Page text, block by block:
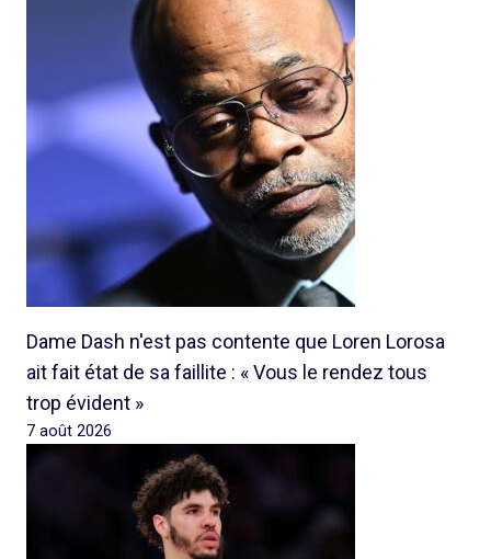
Dame Dash n'est pas contente que Loren Lorosa
ait fait état de sa faillite : « Vous le rendez tous
trop évident »
7 août 2026